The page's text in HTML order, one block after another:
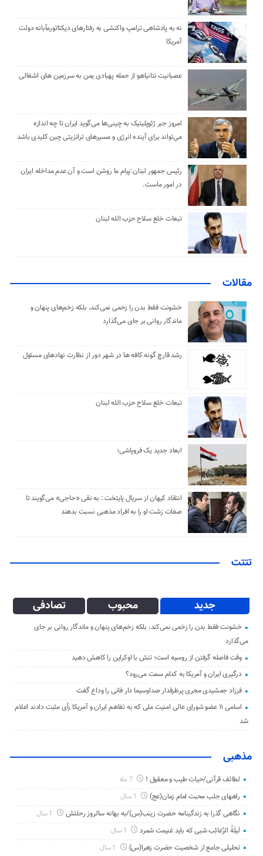
نه به پادشاهی ترامپ واکنشی به رفتارهای دیکتاتورمآبانه دولت
آمریکا
عصبانیت نتانیاهو از حمله پهبادی یمن به سرزمین های اشغالی
امروز جبر ژئوپلیتیک به چینی‌ها می‌گوید ایران تا چه اندازه
می‌تواند برای آینده انرژی و مسیرهای ترانزیتی چین کلیدی باشد
رئیس جمهور لبنان:پیام ما روشن است و آن عدم مداخله ایران
در امور ماست.
تبعات خلع سلاح حزب الله لبنان
مقالات
خشونت فقط بدن را زخمی نمی‌کند، بلکه زخم‌های پنهان و
ماندگار روانی بر جای می‌گذارد
رشد قارچ گونه کافه ها در شهر دور از نظارت نهادهای مسئول
تبعات خلع سلاح حزب الله لبنان
ابعاد جدید یک فروپاشی؛
انتقاد کیهان از سریال پایتخت : به نقی «حاجی» می‌گویند تا
صفات زشت او را به افراد مذهبی نسبت بدهند
تتتت
جدید محبوب تصادفی
خشونت فقط بدن را زخمی نمی‌کند، بلکه زخم‌های پنهان و ماندگار روانی بر جای
می‌گذارد
وقت فاصله گرفتن از روسیه است؛ تنش با اوکراین را کاهش دهید
درگیری ایران و آمریکا به کدام سمت می‌رود؟
فرزاد جمشیدی مجری پرطرفدار صداوسیما دار فانی را وداع گفت
اسامی ۱۱ عضو شورای عالی امنیت ملی که به تفاهم ایران و آمریکا رأی مثبت دادند اعلام
شد
مذهبی
لطائف قرآنی/حیات طیب و معقول ! 7 ماه
راههای جلب محبت امام زمان(عج)
نگاهی گذرا به زندگینامه حضرت زینب(س)/به بهانه سالروز رحلتش
لَیلَةُ الرَّغائِب شبی که باید غنیمت شمرد
تحلیلی جامع از شخصیت حضرت زهرا(س)